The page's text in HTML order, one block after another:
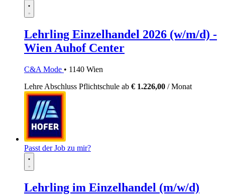
Lehrling Einzelhandel 2026 (w/m/d) -
Wien Auhof Center
C&A Mode • 1140 Wien
Lehre Abschluss Pflichtschule ab € 1.226,00 / Monat
Passt der Job zu mir?
Lehrling im Einzelhandel (m/w/d)